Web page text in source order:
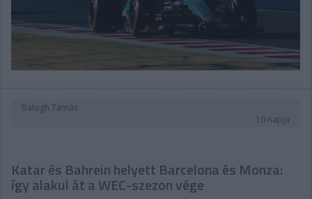
Balogh Tamás
10 napja
Katar és Bahrein helyett Barcelona és Monza:
így alakul át a WEC-szezon vége